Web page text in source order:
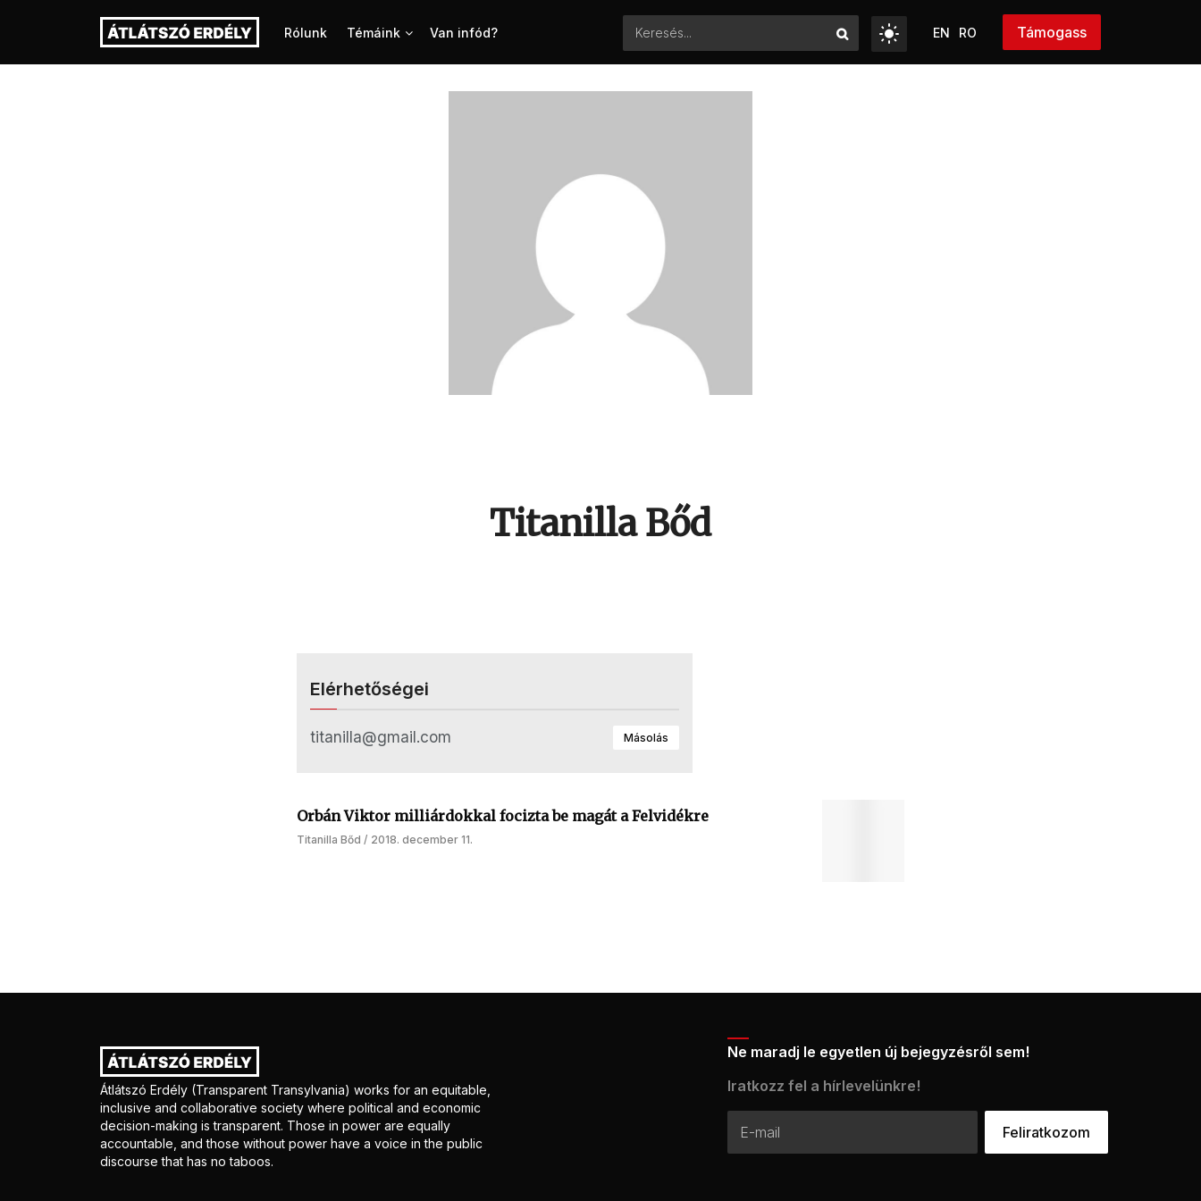
Rólunk Témáink Van infód? EN RO Támogass
Titanilla Bőd
Elérhetőségei
titanilla@gmail.com Másolás
Orbán Viktor milliárdokkal focizta be magát a Felvidékre
Titanilla Bőd 2018. december 11.
Átlátszó Erdély (Transparent Transylvania) works for an equitable,
inclusive and collaborative society where political and economic
decision-making is transparent. Those in power are equally
accountable, and those without power have a voice in the public
discourse that has no taboos.
Ne maradj le egyetlen új bejegyzésről sem!
Iratkozz fel a hírlevelünkre!